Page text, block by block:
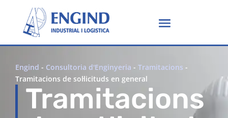
Engind - Consultoria d'Enginyeria - Tramitacions -
Tramitacions de sol·licituds en general
Tramitacions